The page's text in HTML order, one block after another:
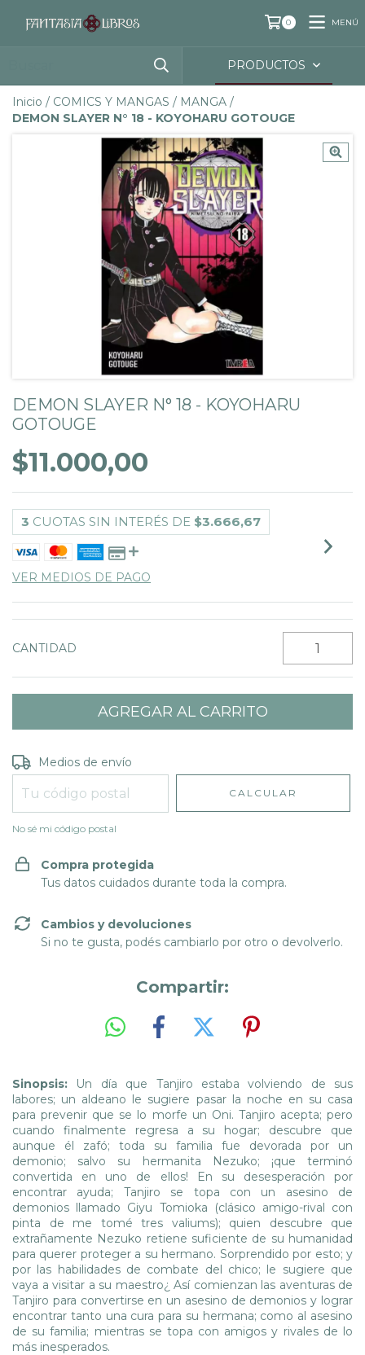
0 MENÚ
PRODUCTOS
Inicio / COMICS Y MANGAS / MANGA /
DEMON SLAYER N° 18 - KOYOHARU GOTOUGE
DEMON SLAYER N° 18 - KOYOHARU
GOTOUGE
$11.000,00
3 CUOTAS SIN INTERÉS DE $3.666,67
VER MEDIOS DE PAGO
CANTIDAD
Entregas para el CP:
Medios de envío
CALCULAR
No sé mi código postal
Compra protegida
Tus datos cuidados durante toda la compra.
Cambios y devoluciones
Si no te gusta, podés cambiarlo por otro o devolverlo.
Compartir:
Sinopsis: Un día que Tanjiro estaba volviendo de sus
labores; un aldeano le sugiere pasar la noche en su casa
para prevenir que se lo morfe un Oni. Tanjiro acepta; pero
cuando finalmente regresa a su hogar; descubre que
aunque él zafó; toda su familia fue devorada por un
demonio; salvo su hermanita Nezuko; ¡que terminó
convertida en uno de ellos! En su desesperación por
encontrar ayuda; Tanjiro se topa con un asesino de
demonios llamado Giyu Tomioka (clásico amigo-rival con
pinta de me tomé tres valiums); quien descubre que
extrañamente Nezuko retiene suficiente de su humanidad
para querer proteger a su hermano. Sorprendido por esto; y
por las habilidades de combate del chico; le sugiere que
vaya a visitar a su maestro¿ Así comienzan las aventuras de
Tanjiro para convertirse en un asesino de demonios y lograr
encontrar tanto una cura para su hermana; como al asesino
de su familia; mientras se topa con amigos y rivales de lo
más inesperados.